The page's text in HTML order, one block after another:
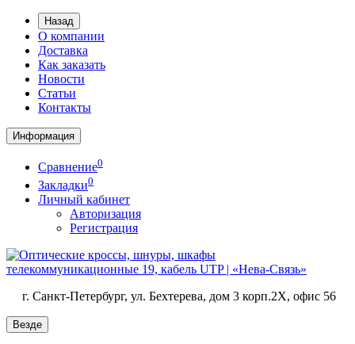
Назад
О компании
Доставка
Как заказать
Новости
Статьи
Контакты
Информация
Сравнение0
Закладки0
Личный кабинет
Авторизация
Регистрация
г. Санкт-Петербург, ул. Бехтерева, дом 3 корп.2X, офис 56
Везде